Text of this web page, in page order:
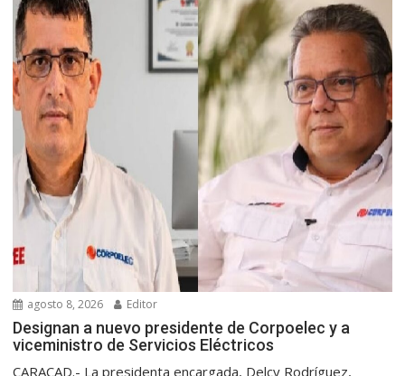
agosto 8, 2026 Editor
Designan a nuevo presidente de Corpoelec y a
viceministro de Servicios Eléctricos
CARACAD.- La presidenta encargada, Delcy Rodríguez,